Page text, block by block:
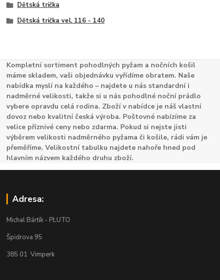
Dětská trička
Dětská trička vel. 116 - 140
Kompletní sortiment pohodlných pyžam a nočních košil
máme skladem, vaši objednávku vyřídíme obratem. Naše
nabídka myslí na každého – najdete u nás standardní i
nadměrné velikosti, takže si u nás pohodlné noční prádlo
vybere opravdu celá rodina. Zboží v nabídce je náš vlastní
dovoz nebo kvalitní česká výroba. Poštovné nabízíme za
velice příznivé ceny nebo zdarma. Pokud si nejste jisti
výběrem velikosti nadměrného pyžama či košile, rádi vám je
přeměříme. Velikostní tabulku najdete nahoře hned pod
hlavním názvem každého druhu zboží.
Adresa:
Michal Bártík - PLUTO
Špidrova 95
385 01 Vimperk